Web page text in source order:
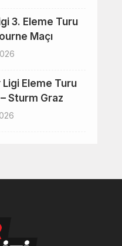
3. Eleme Turu
Maçı
Eleme Turu
Sturm Graz